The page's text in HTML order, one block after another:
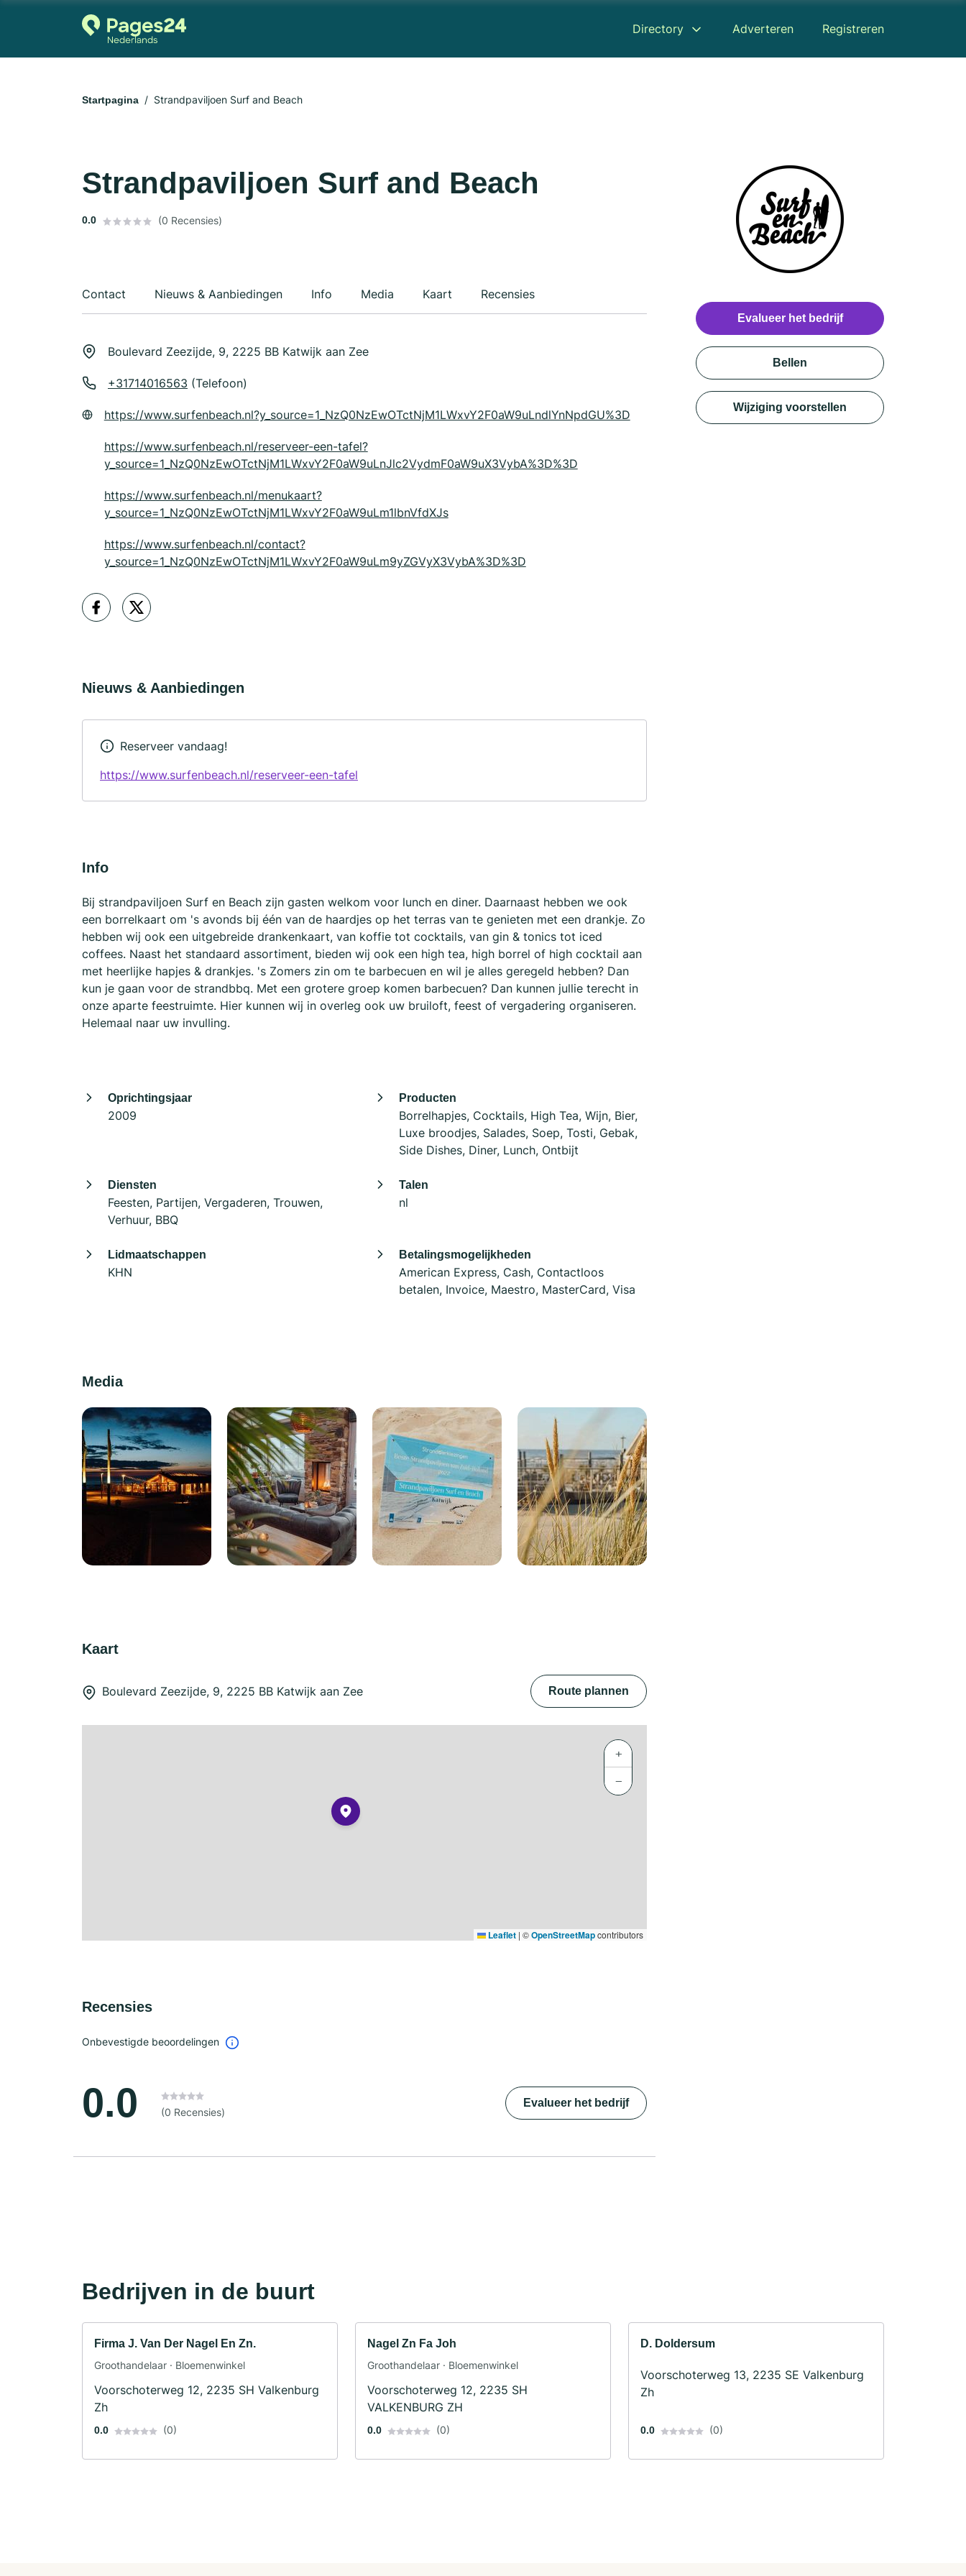
Directory Adverteren Registreren
Startpagina Strandpaviljoen Surf and Beach
Strandpaviljoen Surf and Beach
0.0 (0 Recensies)
Contact Nieuws & Aanbiedingen Info Media Kaart Recensies
Boulevard Zeezijde, 9, 2225 BB Katwijk aan Zee
+31714016563 (Telefoon)
https://www.surfenbeach.nl?y_source=1_NzQ0NzEwOTctNjM1LWxvY2F0aW9uLndlYnNpdGU%3D
https://www.surfenbeach.nl/reserveer-een-tafel?
y_source=1_NzQ0NzEwOTctNjM1LWxvY2F0aW9uLnJlc2VydmF0aW9uX3VybA%3D%3D
https://www.surfenbeach.nl/menukaart?
y_source=1_NzQ0NzEwOTctNjM1LWxvY2F0aW9uLm1lbnVfdXJs
https://www.surfenbeach.nl/contact?
y_source=1_NzQ0NzEwOTctNjM1LWxvY2F0aW9uLm9yZGVyX3VybA%3D%3D
Nieuws & Aanbiedingen
Reserveer vandaag!
https://www.surfenbeach.nl/reserveer-een-tafel
Info
Bij strandpaviljoen Surf en Beach zijn gasten welkom voor lunch en diner. Daarnaast hebben we ook
een borrelkaart om 's avonds bij één van de haardjes op het terras van te genieten met een drankje. Zo
hebben wij ook een uitgebreide drankenkaart, van koffie tot cocktails, van gin & tonics tot iced
coffees. Naast het standaard assortiment, bieden wij ook een high tea, high borrel of high cocktail aan
met heerlijke hapjes & drankjes. 's Zomers zin om te barbecuen en wil je alles geregeld hebben? Dan
kun je gaan voor de strandbbq. Met een grotere groep komen barbecuen? Dan kunnen jullie terecht in
onze aparte feestruimte. Hier kunnen wij in overleg ook uw bruiloft, feest of vergadering organiseren.
Helemaal naar uw invulling.
Oprichtingsjaar
2009
Producten
Borrelhapjes, Cocktails, High Tea, Wijn, Bier,
Luxe broodjes, Salades, Soep, Tosti, Gebak,
Side Dishes, Diner, Lunch, Ontbijt
Diensten
Feesten, Partijen, Vergaderen, Trouwen,
Verhuur, BBQ
Talen
nl
Lidmaatschappen
KHN
Betalingsmogelijkheden
American Express, Cash, Contactloos
betalen, Invoice, Maestro, MasterCard, Visa
Media
Kaart
Boulevard Zeezijde, 9, 2225 BB Katwijk aan Zee Route plannen
+
−
Leaflet | ©OpenStreetMapcontributors
Recensies
Onbevestigde beoordelingen
0.0 (0 Recensies)
Evalueer het bedrijf
Evalueer het bedrijf
Bellen
Wijziging voorstellen
Bedrijven in de buurt
Firma J. Van Der Nagel En Zn.
Groothandelaar · Bloemenwinkel
Voorschoterweg 12, 2235 SH Valkenburg
Zh
0.0 (0)
Nagel Zn Fa Joh
Groothandelaar · Bloemenwinkel
Voorschoterweg 12, 2235 SH
VALKENBURG ZH
0.0 (0)
D. Doldersum
Voorschoterweg 13, 2235 SE Valkenburg
Zh
0.0 (0)